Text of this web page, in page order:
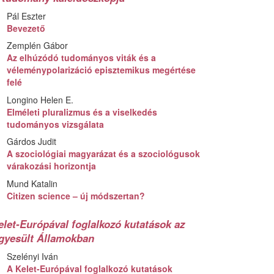
Pál Eszter
Bevezető
Zemplén Gábor
Az elhúzódó tudományos viták és a
véleménypolarizáció episztemikus megértése
felé
Longino Helen E.
Elméleti pluralizmus és a viselkedés
tudományos vizsgálata
Gárdos Judit
A szociológiai magyarázat és a szociológusok
várakozási horizontja
Mund Katalin
Citizen science – új módszertan?
Európával foglalkozó kutatások az
Államokban
Szelényi Iván
A Kelet-Európával foglalkozó kutatások